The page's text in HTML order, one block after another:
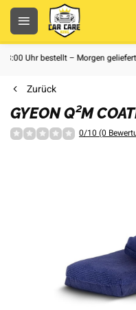
Uhr bestellt – Morgen geliefert
Zurück
GYEON Q²M
0/10 (0